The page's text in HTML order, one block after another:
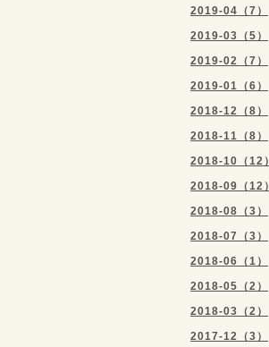
2019-04（7）
2019-03（5）
2019-02（7）
2019-01（6）
2018-12（8）
2018-11（8）
2018-10（12）
2018-09（12）
2018-08（3）
2018-07（3）
2018-06（1）
2018-05（2）
2018-03（2）
2017-12（3）